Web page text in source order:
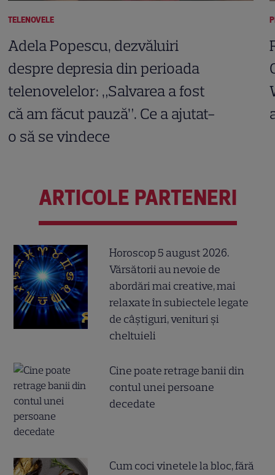
TELENOVELE
Adela Popescu, dezvăluiri
despre depresia din perioada
telenovelelor: „Salvarea a fost
că am făcut pauză”. Ce a ajutat-
o să se vindece
ARTICOLE PARTENERI
Horoscop 5 august 2026.
Vărsătorii au nevoie de
abordări mai creative, mai
relaxate în subiectele legate
de câștiguri, venituri și
cheltuieli
Cine poate retrage banii din
contul unei persoane
decedate
Cum coci vinetele la bloc, fără